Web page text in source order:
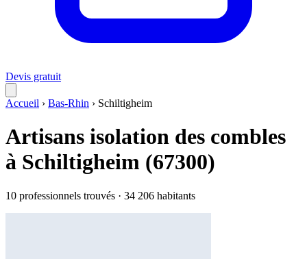
Devis gratuit
Accueil › Bas-Rhin › Schiltigheim
Artisans isolation des combles
à Schiltigheim (67300)
10 professionnels trouvés · 34 206 habitants